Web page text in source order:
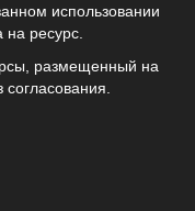
использовании
ресурс.
размещенный на